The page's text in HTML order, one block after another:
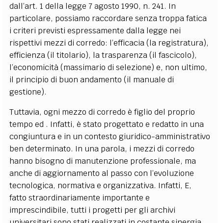
dall’art. 1 della legge 7 agosto 1990, n. 241. In
particolare, possiamo raccordare senza troppa fatica
i criteri previsti espressamente dalla legge nei
rispettivi mezzi di corredo: l’efficacia (la registratura),
efficienza (il titolario), la trasparenza (il fascicolo),
l’economicità (massimario di selezione) e, non ultimo,
il principio di buon andamento (il manuale di
gestione).
Tuttavia, ogni mezzo di corredo è figlio del proprio
tempoed . Infatti, è stato progettato e redatto in una
congiuntura e in un contesto giuridico-amministrativo
ben determinato. In una parola, i mezzi di corredo
hanno bisogno di manutenzione professionale, ma
anche di aggiornamento al passo con l’evoluzione
tecnologica, normativa e organizzativa. Infatti, E,
fatto straordinariamente importante e
imprescindibile, tutti i progetti per gli archivi